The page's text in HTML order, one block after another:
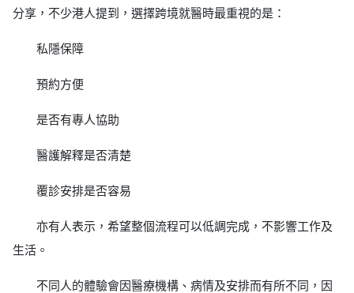
分享，不少港人提到，選擇跨境就醫時最重視的是：
私隱保障
預約方便
是否有專人協助
醫護解釋是否清楚
覆診安排是否容易
亦有人表示，希望整個流程可以低調完成，不影響工作及
生活。
不同人的體驗會因醫療機構、病情及安排而有所不同，因